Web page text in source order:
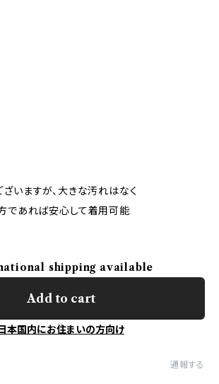
いますが、大きな汚れはなく
であれば安心して着用可能
shipping available
Add to cart
本国内にお住まいの方向け
通報する